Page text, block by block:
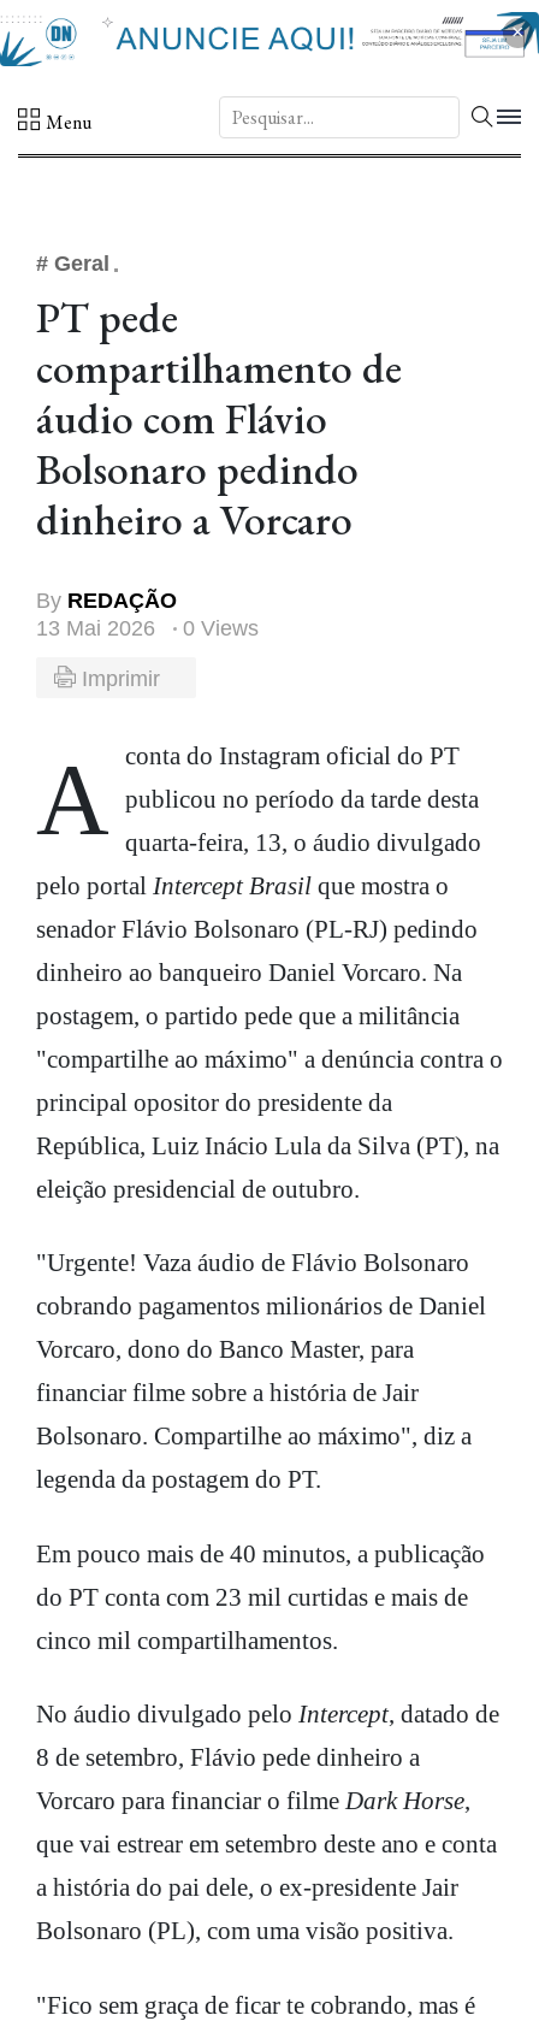
×
Menu DN.
# Geral
PT pede
compartilhamento de
áudio com Flávio
Bolsonaro pedindo
dinheiro a Vorcaro
By REDAÇÃO
13 Mai 2026
0 Views
Imprimir
A conta do Instagram oficial do PT publicou no período da tarde desta
quarta-feira, 13, o áudio divulgado
pelo portal Intercept Brasil que mostra o
senador Flávio Bolsonaro (PL-RJ) pedindo
dinheiro ao banqueiro Daniel Vorcaro. Na
postagem, o partido pede que a militância
"compartilhe ao máximo" a denúncia contra o
principal opositor do presidente da
República, Luiz Inácio Lula da Silva (PT), na
eleição presidencial de outubro.
"Urgente! Vaza áudio de Flávio Bolsonaro
cobrando pagamentos milionários de Daniel
Vorcaro, dono do Banco Master, para
financiar filme sobre a história de Jair
Bolsonaro. Compartilhe ao máximo", diz a
legenda da postagem do PT.
Em pouco mais de 40 minutos, a publicação
do PT conta com 23 mil curtidas e mais de
cinco mil compartilhamentos.
No áudio divulgado pelo Intercept, datado de
8 de setembro, Flávio pede dinheiro a
Vorcaro para financiar o filme Dark Horse,
que vai estrear em setembro deste ano e conta
a história do pai dele, o ex-presidente Jair
Bolsonaro (PL), com uma visão positiva.
"Fico sem graça de ficar te cobrando, mas é